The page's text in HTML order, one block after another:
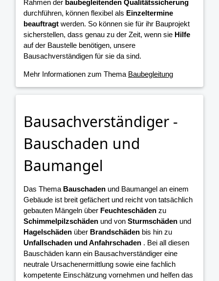
Rahmen der baubegleitenden Qualitätssicherung
durchführen, können flexibel als Einzeltermine
beauftragt werden. So können sie für ihr Bauprojekt
sicherstellen, dass genau zu der Zeit, wenn sie Hilfe
auf der Baustelle benötigen, unsere
Bausachverständigen für sie da sind.
Mehr Informationen zum Thema Baubegleitung
Bausachverständiger -
Bauschaden und
Baumangel
Das Thema Bauschaden und Baumangel an einem
Gebäude ist breit gefächert und reicht von tatsächlich
gebauten Mängeln über Feuchteschäden zu
Schimmelpilzschäden und von Sturmschäden und
Hagelschäden über Brandschäden bis hin zu
Unfallschaden und Anfahrschaden . Bei all diesen
Bauschäden kann ein Bausachverständiger eine
neutrale Ursachenermittlung sowie eine fachlich
kompetente Einschätzung vornehmen und helfen das